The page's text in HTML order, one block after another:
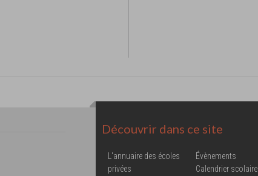
Découvrir dans ce site
L'annuaire des écoles
privées
Évènements
Calendrier scolaire